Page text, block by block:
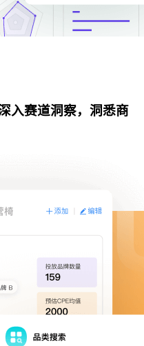
入赛道洞察，洞悉商